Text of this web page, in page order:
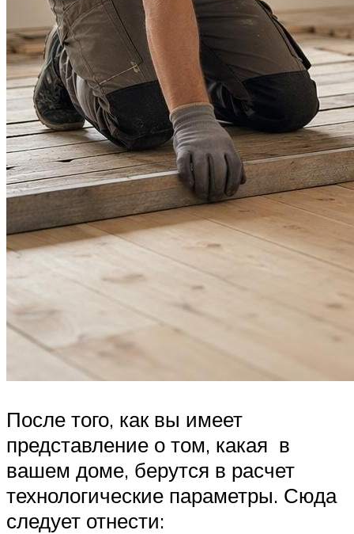
После того, как вы имеет
представление о том, какая в
вашем доме, берутся в расчет
технологические параметры. Сюда
следует отнести: